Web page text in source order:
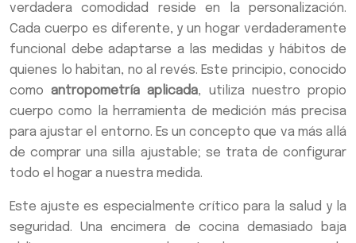
verdadera comodidad reside en la personalización.
Cada cuerpo es diferente, y un hogar verdaderamente
funcional debe adaptarse a las medidas y hábitos de
quienes lo habitan, no al revés. Este principio, conocido
comoantropometría aplicada, utiliza nuestro propio
cuerpo como la herramienta de medición más precisa
para ajustar el entorno. Es un concepto que va más allá
de comprar una silla ajustable; se trata de configurar
todo el hogar a nuestra medida.
Este ajuste es especialmente crítico para la salud y la
seguridad. Una encimera de cocina demasiado baja